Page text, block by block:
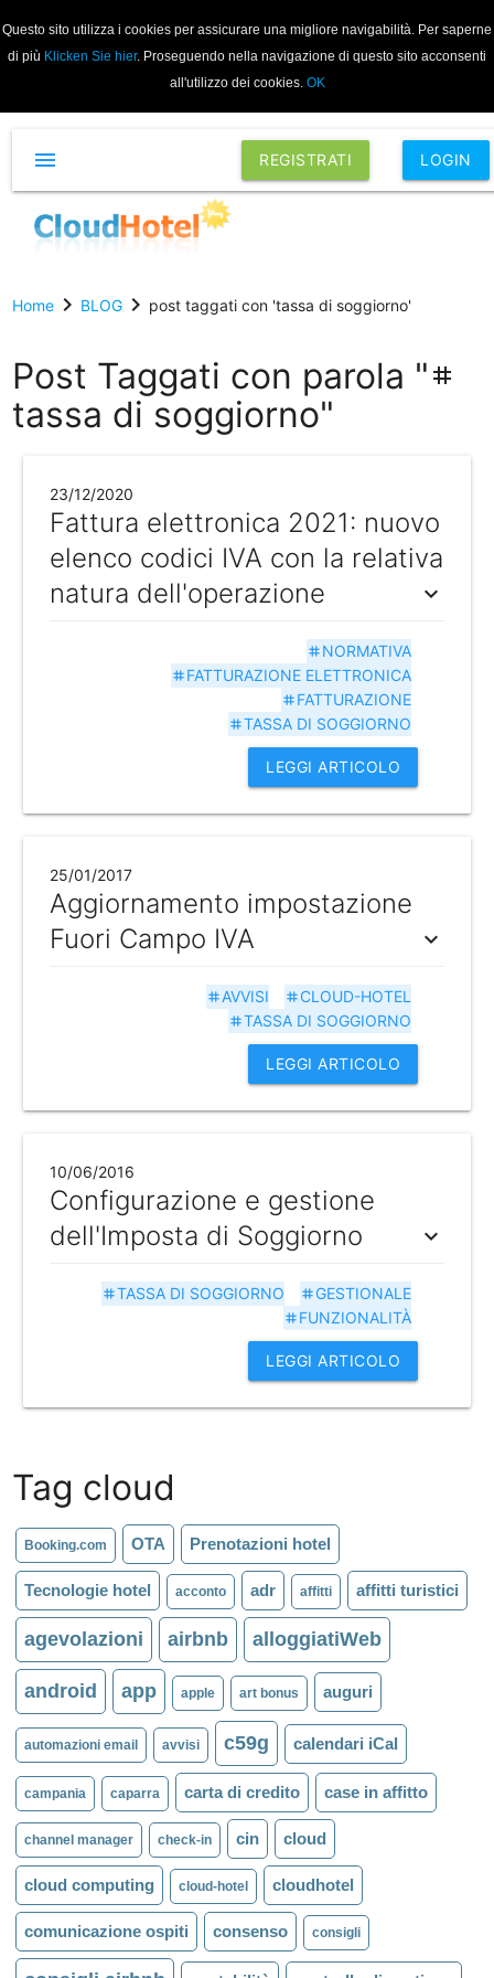
Questo sito utilizza i cookies per assicurare una migliore navigabilità. Per saperne
di più Klicken Sie hier. Proseguendo nella navigazione di questo sito acconsenti
all'utilizzo dei cookies. OK
REGISTRATI LOGIN
menu
Homechevron_right BLOGchevron_right post taggati con 'tassa di soggiorno'
Post Taggati con parola " tag
tassa di soggiorno"
23/12/2020
Fattura elettronica 2021: nuovo
elenco codici IVA con la relativa
natura dell'operazione
expand_more
tag NORMATIVA
tag FATTURAZIONE ELETTRONICA
tag FATTURAZIONE
tagTASSA DI SOGGIORNO
LEGGI ARTICOLO
25/01/2017
Aggiornamento impostazione
Fuori Campo IVA
expand_more
tag CLOUD-HOTEL
tag AVVISI
tagTASSA DI SOGGIORNO
LEGGI ARTICOLO
10/06/2016
Configurazione e gestione
dell'Imposta di Soggiorno
expand_more
tag GESTIONALE
tagTASSA DI SOGGIORNO
tag FUNZIONALITÀ
LEGGI ARTICOLO
Tag cloud
Booking.com OTA Prenotazioni hotel
Tecnologie hotel acconto adr affitti affitti turistici
agevolazioni airbnb alloggiatiWeb
android app apple art bonus auguri
automazioni email avvisi c59g calendari iCal
campania caparra carta di credito case in affitto
channel manager check-in cin cloud
cloud computing cloud-hotel cloudhotel
comunicazione ospiti consenso consigli